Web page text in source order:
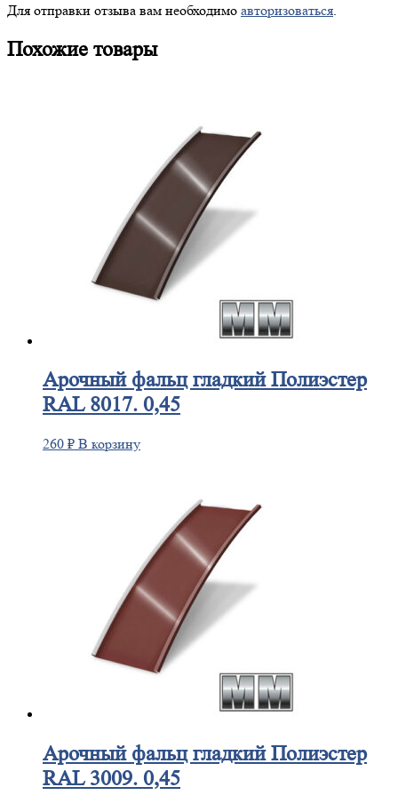
Для отправки отзыва вам необходимо авторизоваться
Похожие товары
Арочныйфальц гладкий Полиэстер
RAL 8017. 0,45
260 ₽ В корзину
Арочныйфальц гладкий Полиэстер
RAL 3009. 0,45